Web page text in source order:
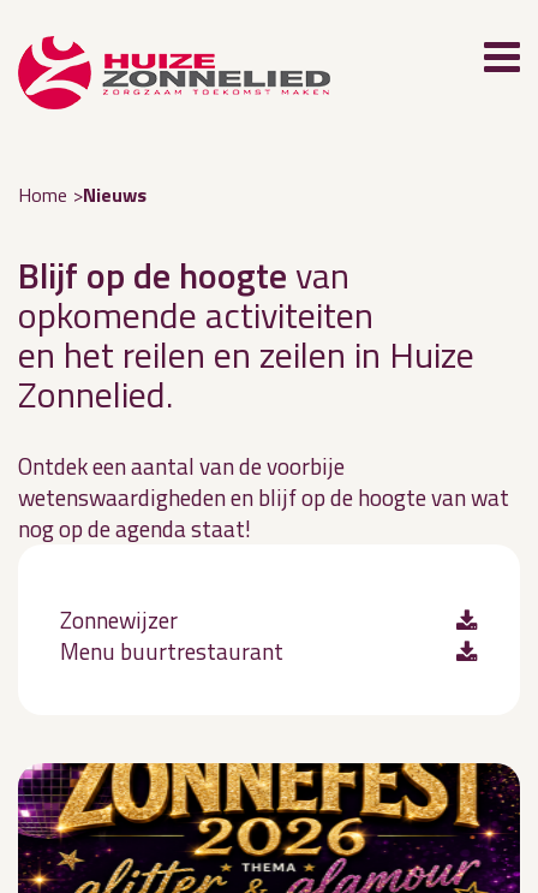
Home Nieuws
Blijf op de hoogtevan
opkomende activiteiten
en het reilen en zeilen in Huize
Zonnelied.
Ontdek een aantal van de voorbije
wetenswaardigheden en blijf op de hoogte van wat
nog op de agenda staat!
Zonnewijzer
Menu buurtrestaurant